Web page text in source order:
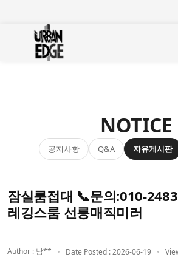
NOTICE
공지사항 Q&A 자유게시판
잠실룸접대 📞문의:010-
레깅스룸 선릉매직미러
Author : 남** Date Posted : 2026-06-19